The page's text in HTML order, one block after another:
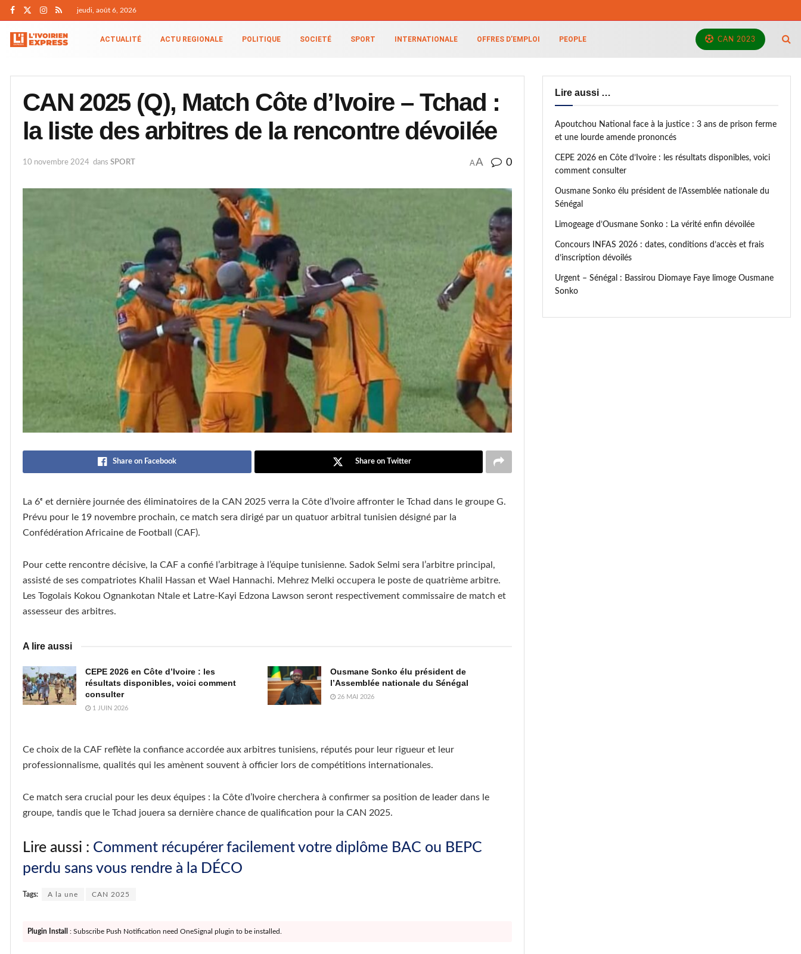
jeudi, août 6, 2026
ACTUALITÉ ACTU REGIONALE POLITIQUE SOCIETÉ SPORT INTERNATIONALE OFFRES D’EMPLOI PEOPLE CAN 2023
CAN 2025 (Q), Match Côte d’Ivoire – Tchad :
la liste des arbitres de la rencontre dévoilée
10 novembre 2024 dans SPORT AA 0
Share on Facebook Share on Twitter
La 6ᵉ et dernière journée des éliminatoires de la CAN 2025 verra la Côte d’Ivoire affronter le Tchad dans le groupe G.
Prévu pour le 19 novembre prochain, ce match sera dirigé par un quatuor arbitral tunisien désigné par la
Confédération Africaine de Football (CAF).
Pour cette rencontre décisive, la CAF a confié l’arbitrage à l’équipe tunisienne. Sadok Selmi sera l’arbitre principal,
assisté de ses compatriotes Khalil Hassan et Wael Hannachi. Mehrez Melki occupera le poste de quatrième arbitre.
Les Togolais Kokou Ognankotan Ntale et Latre-Kayi Edzona Lawson seront respectivement commissaire de match et
assesseur des arbitres.
A lire aussi
CEPE 2026 en Côte d’Ivoire : les
résultats disponibles, voici comment
consulter
1 JUIN 2026
Ousmane Sonko élu président de
l’Assemblée nationale du Sénégal
26 MAI 2026
Ce choix de la CAF reflète la confiance accordée aux arbitres tunisiens, réputés pour leur rigueur et leur
professionnalisme, qualités qui les amènent souvent à officier lors de compétitions internationales.
Ce match sera crucial pour les deux équipes : la Côte d’Ivoire cherchera à confirmer sa position de leader dans le
groupe, tandis que le Tchad jouera sa dernière chance de qualification pour la CAN 2025.
Lire aussi : Comment récupérer facilement votre diplôme BAC ou BEPC
perdu sans vous rendre à la DÉCO
Tags: A la une CAN 2025
Plugin Install : Subscribe Push Notification need OneSignal plugin to be installed.
Lire aussi …
Apoutchou National face à la justice : 3 ans de prison ferme
et une lourde amende prononcés
CEPE 2026 en Côte d’Ivoire : les résultats disponibles, voici
comment consulter
Ousmane Sonko élu président de l’Assemblée nationale du
Sénégal
Limogeage d’Ousmane Sonko : La vérité enfin dévoilée
Concours INFAS 2026 : dates, conditions d’accès et frais
d’inscription dévoilés
Urgent – Sénégal : Bassirou Diomaye Faye limoge Ousmane
Sonko